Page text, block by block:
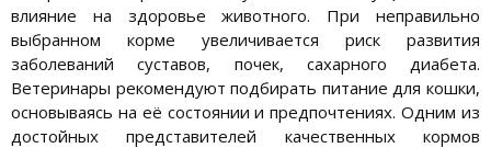
влияние на здоровье животного. При неправильно
выбранном корме увеличивается риск развития
заболеваний суставов, почек, сахарного диабета.
Ветеринары рекомендуют подбирать питание для кошки,
основываясь на её состоянии и предпочтениях. Одним из
достойных представителей качественных кормов